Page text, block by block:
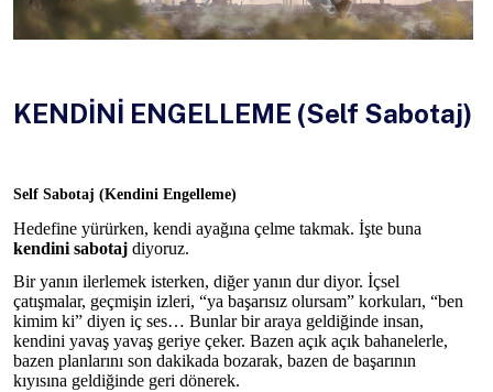
KENDİNİ ENGELLEME (Self Sabotaj)
Self Sabotaj (Kendini Engelleme)
Hedefine yürürken, kendi ayağına çelme takmak. İşte buna
kendini sabotaj diyoruz.
Bir yanın ilerlemek isterken, diğer yanın dur diyor. İçsel
çatışmalar, geçmişin izleri, “ya başarısız olursam” korkuları, “ben
kimim ki” diyen iç ses… Bunlar bir araya geldiğinde insan,
kendini yavaş yavaş geriye çeker. Bazen açık açık bahanelerle,
bazen planlarını son dakikada bozarak, bazen de başarının
kıyısına geldiğinde geri dönerek.